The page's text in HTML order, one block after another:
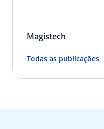
Magistech
Todas as publicações